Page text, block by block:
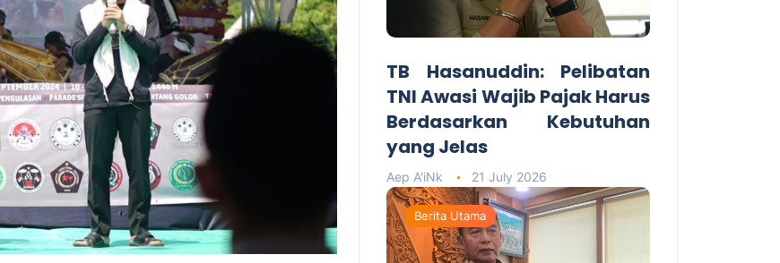
TB Hasanuddin: Pelibatan
TNI Awasi Wajib Pajak Harus
Berdasarkan Kebutuhan
yang Jelas
Aep A'iNk 21 July 2026
Berita Utama